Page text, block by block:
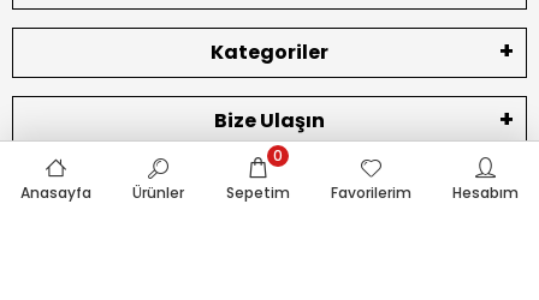
Kategoriler
Bize Ulaşın
Anasayfa Ürünler Sepetim
0
Favorilerim
Hesabım